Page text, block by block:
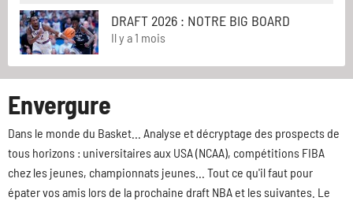
DRAFT 2026 : NOTRE BIG BOARD
Il y a 1 mois
Envergure
Dans le monde du Basket... Analyse et décryptage des prospects de
tous horizons : universitaires aux USA (NCAA), compétitions FIBA
chez les jeunes, championnats jeunes... Tout ce qu'il faut pour
épater vos amis lors de la prochaine draft NBA et les suivantes. Le